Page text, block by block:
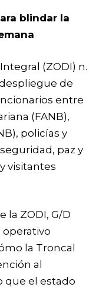
blindar la
(ZODI) n.
de
entre
(FANB),
policías y
paz y
visitantes
la ZODI, G/D
operativo
la Troncal
al
que el estado